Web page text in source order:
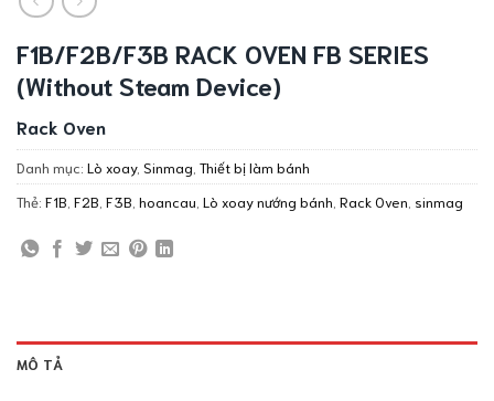
F1B/F2B/F3B RACK OVEN FB SERIES
(Without Steam Device)
Rack Oven
Danh mục: Lò xoay, Sinmag Thiết bị làm bánh
Thẻ: F1B F2B F3B hoancau Lò xoay nướng bánh Rack Oven sinmag
MÔ TẢ